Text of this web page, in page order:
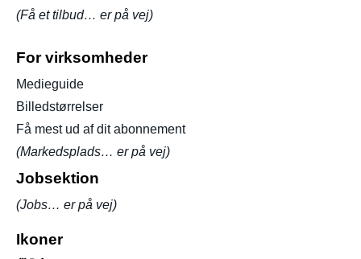
(Få et tilbud… er på vej)
For virksomheder
Medieguide
Billedstørrelser
Få mest ud af dit abonnement
(Markedsplads… er på vej)
Jobsektion
(Jobs… er på vej)
Ikoner